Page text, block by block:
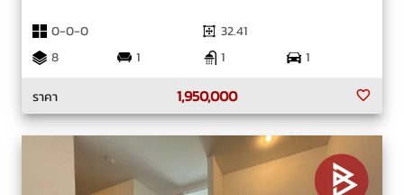
0-0-0
32.41
8
1 1
1
ราคา
1,950,000